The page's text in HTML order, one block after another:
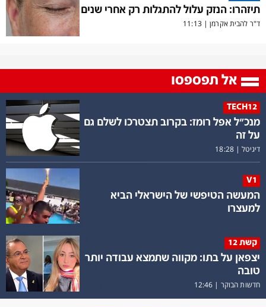
תיזהרו: הנזק עלול להתגלות רק אחרי שנים
ד"ר להבית אקרמן|
11:13
אל תפספסו
TECH12
מנכ"ל אפל רומז: בקרוב תצטרכו לשלם גם
על זה
דיגיטל|
18:28
V1
המעשה הטיפשי של הישראלי הביא
למעצרו
קשת 12
יצפאן על בתו: מקווה שתמצא עבודה יותר
טובה
חדשות הבוקר |
12:46